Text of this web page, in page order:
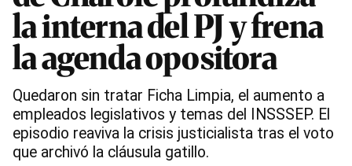
la interna del PJ y frena
la agenda opositora
Quedaron sin tratar Ficha Limpia, el aumento a
empleados legislativos y temas del INSSSEP. El
episodio reaviva la crisis justicialista tras el voto
que archivó la cláusula gatillo.